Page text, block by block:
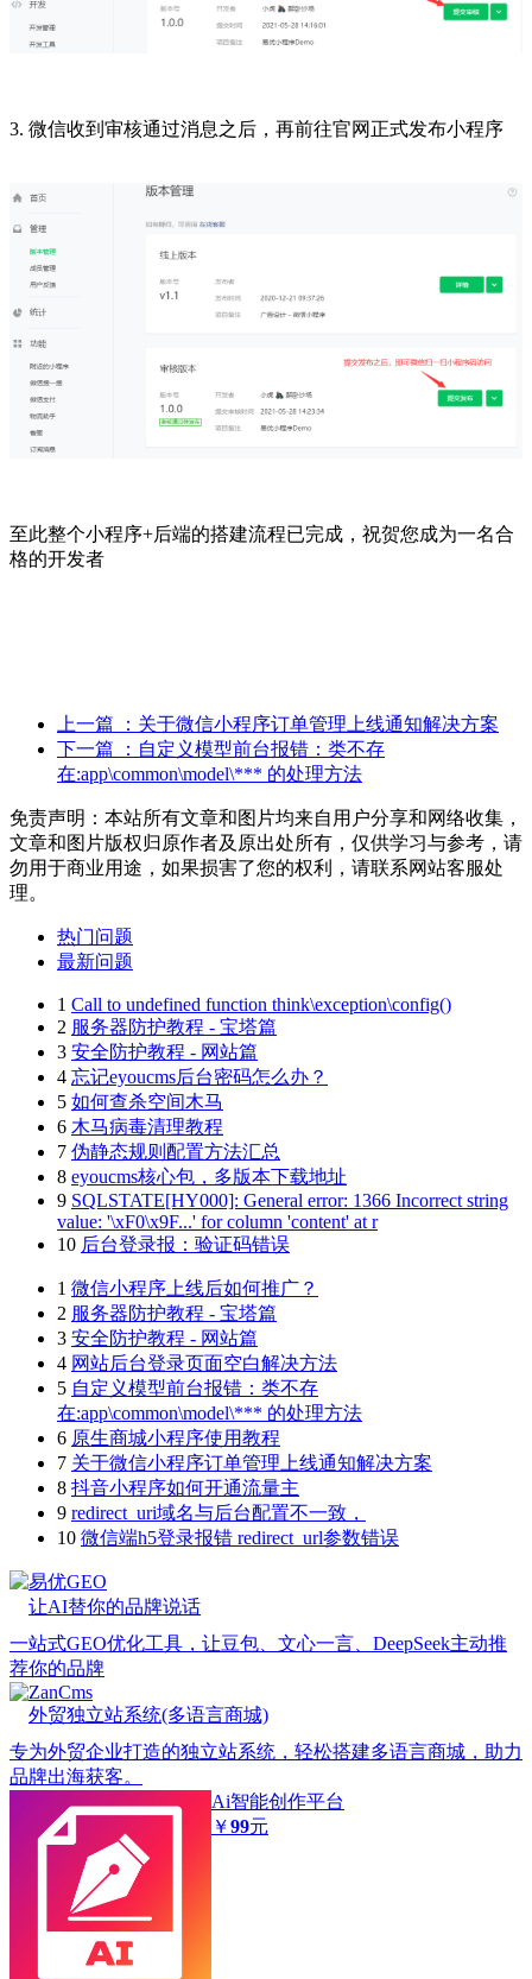
3. 微信收到审核通过消息之后，再前往官网正式发布小程序
至此整个小程序+后端的搭建流程已完成，祝贺您成为一名合
格的开发者
上一篇
：关于微信小程序订单管理上线通知解决方案
下一篇
：自定义模型前台报错：类不存
在:app\common\model\*** 的处理方法
免责声明：本站所有文章和图片均来自用户分享和网络收集，
文章和图片版权归原作者及原出处所有，仅供学习与参考，请
勿用于商业用途，如果损害了您的权利，请联系网站客服处
理。
热门问题
最新问题
1 Call to undefined function think\exception\config()
2 服务器防护教程 - 宝塔篇
3 安全防护教程 - 网站篇
4 忘记eyoucms后台密码怎么办？
5 如何查杀空间木马
6 木马病毒清理教程
7 伪静态规则配置方法汇总
8 eyoucms核心包，多版本下载地址
9 SQLSTATE[HY000]: General error: 1366 Incorrect string
value: '\xF0\x9F...' for column 'content' at r
10 后台登录报：验证码错误
1 微信小程序上线后如何推广？
2 服务器防护教程 - 宝塔篇
3 安全防护教程 - 网站篇
4 网站后台登录页面空白解决方法
5 自定义模型前台报错：类不存
在:app\common\model\*** 的处理方法
6 原生商城小程序使用教程
7 关于微信小程序订单管理上线通知解决方案
8 抖音小程序如何开通流量主
9 redirect_uri域名与后台配置不一致，
10 微信端h5登录报错 redirect_url参数错误
易优GEO
让AI替你的品牌说话
一站式GEO优化工具，让豆包、文心一言、DeepSeek主动推
荐你的品牌
ZanCms
外贸独立站系统(多语言商城)
专为外贸企业打造的独立站系统，轻松搭建多语言商城，助力
品牌出海获客。
Ai智能创作平台
￥99元